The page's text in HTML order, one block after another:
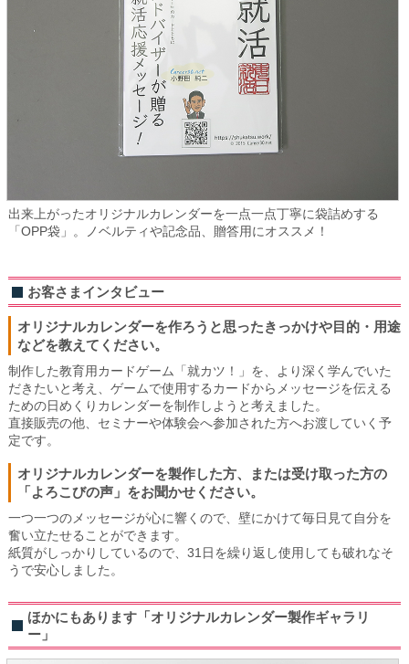
出来上がったオリジナルカレンダーを一点一点丁寧に袋詰めする
「OPP袋」。ノベルティや記念品、贈答用にオススメ！
お客さまインタビュー
オリジナルカレンダーを作ろうと思ったきっかけや目的・用途
などを教えてください。
制作した教育用カードゲーム「就カツ！」を、より深く学んでいた
だきたいと考え、ゲームで使用するカードからメッセージを伝える
ための日めくりカレンダーを制作しようと考えました。
直接販売の他、セミナーや体験会へ参加された方へお渡していく予
定です。
オリジナルカレンダーを製作した方、または受け取った方の
「よろこびの声」をお聞かせください。
一つ一つのメッセージが心に響くので、壁にかけて毎日見て自分を
奮い立たせることができます。
紙質がしっかりしているので、31日を繰り返し使用しても破れなそ
うで安心しました。
ほかにもあります「オリジナルカレンダー製作ギャラリ
ー」